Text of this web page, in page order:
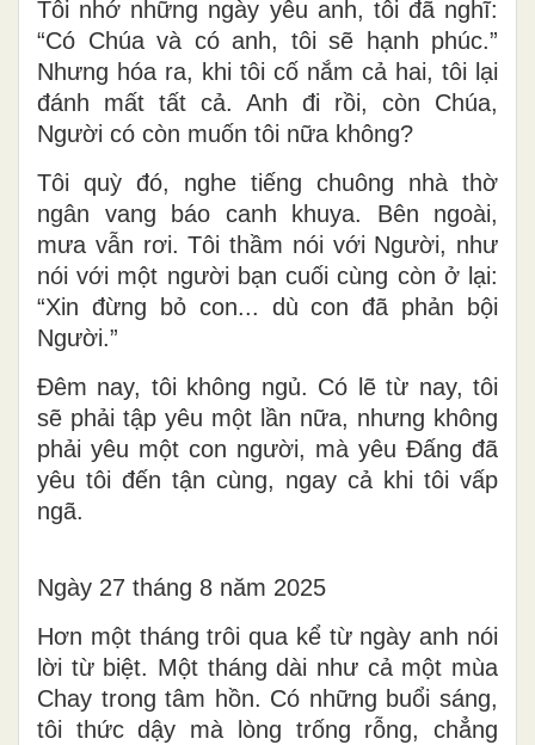
Tôi nhớ những ngày yêu anh, tôi đã nghĩ:
“Có Chúa và có anh, tôi sẽ hạnh phúc.”
Nhưng hóa ra, khi tôi cố nắm cả hai, tôi lại
đánh mất tất cả. Anh đi rồi, còn Chúa,
Người có còn muốn tôi nữa không?
Tôi quỳ đó, nghe tiếng chuông nhà thờ
ngân vang báo canh khuya. Bên ngoài,
mưa vẫn rơi. Tôi thầm nói với Người, như
nói với một người bạn cuối cùng còn ở lại:
“Xin đừng bỏ con... dù con đã phản bội
Người.”
Đêm nay, tôi không ngủ. Có lẽ từ nay, tôi
sẽ phải tập yêu một lần nữa, nhưng không
phải yêu một con người, mà yêu Đấng đã
yêu tôi đến tận cùng, ngay cả khi tôi vấp
ngã.
Ngày 27 tháng 8 năm 2025
Hơn một tháng trôi qua kể từ ngày anh nói
lời từ biệt. Một tháng dài như cả một mùa
Chay trong tâm hồn. Có những buổi sáng,
tôi thức dậy mà lòng trống rỗng, chẳng